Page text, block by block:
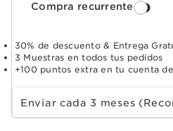
Compra recurrente
30% de descuento & Entrega
3 Muestras en todos tus pedidos
+100 puntos extra en tu cuenta
Select subscription period
Enviar cada 3 meses